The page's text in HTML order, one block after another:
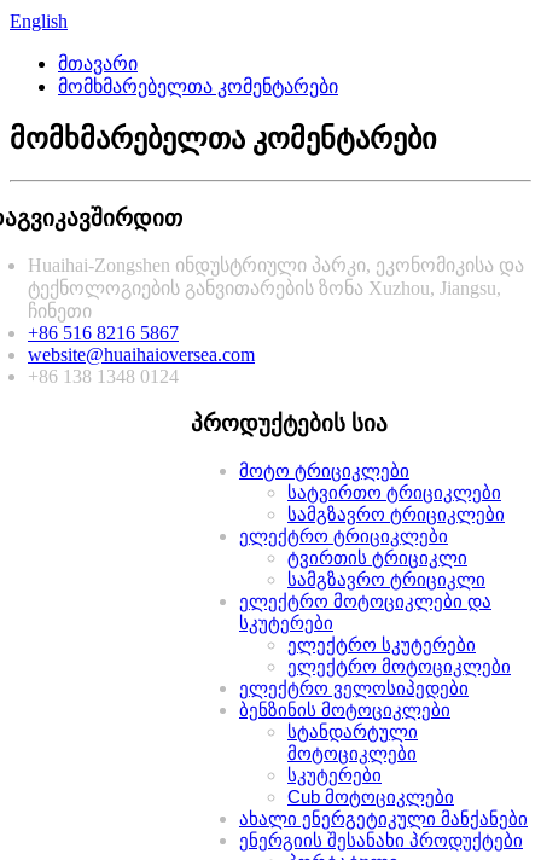
English
მთავარი
მომხმარებელთა კომენტარები
მომხმარებელთა კომენტარები
Huaihai-Zongshen ინდუსტრიული პარკი, ეკონომიკისა და
ტექნოლოგიების განვითარების ზონა Xuzhou, Jiangsu,
ჩინეთი
+86 516 8216 5867
website@huaihaioversea.com
+86 138 1348 0124
პროდუქტების სია
მოტო ტრიციკლები
სატვირთო ტრიციკლები
სამგზავრო ტრიციკლები
ელექტრო ტრიციკლები
ტვირთის ტრიციკლი
სამგზავრო ტრიციკლი
ელექტრო მოტოციკლები და
სკუტერები
ელექტრო სკუტერები
ელექტრო მოტოციკლები
ელექტრო ველოსიპედები
ბენზინის მოტოციკლები
სტანდარტული
მოტოციკლები
სკუტერები
Cub მოტოციკლები
ახალი ენერგეტიკული მანქანები
ენერგიის შესანახი პროდუქტები